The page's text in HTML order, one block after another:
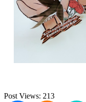
Post Views: 213